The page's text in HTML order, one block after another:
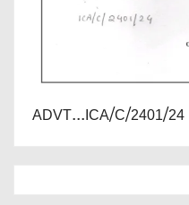
ADVT...ICA/C/2401/24